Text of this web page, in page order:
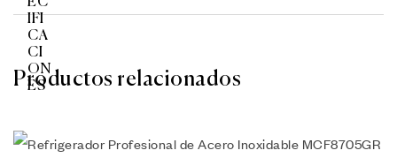
Productos relacionados